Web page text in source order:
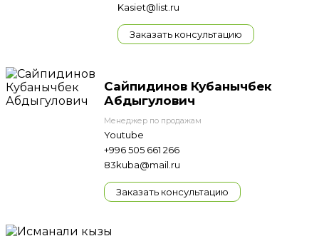
Kasiet@list.ru
Заказать консультацию
Сайпидинов Кубанычбек
Абдыгулович
Менеджер по продажам
Youtube
+996 505 661 266
83kuba@mail.ru
Заказать консультацию